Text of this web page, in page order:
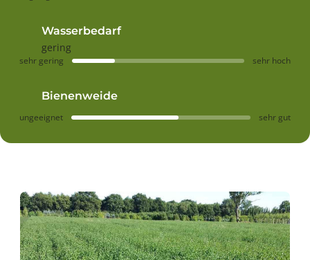
Wasserbedarf
gering
sehr gering sehr hoch
Bienenweide
ungeeignet sehr gut